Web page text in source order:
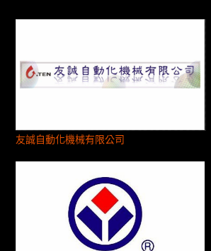
友誠自動化機械有限公司